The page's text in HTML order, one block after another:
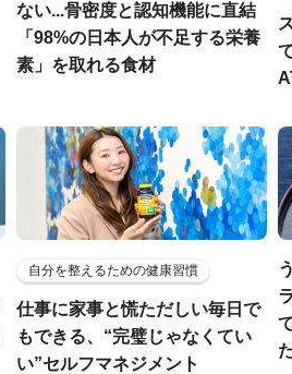
ない...骨密度と認知機能に直結
「98%の日本人が不足する栄養
素」を取れる食材
自分を整えるための健康習慣
仕事に家事と慌ただしい毎日で
もできる、“完璧じゃなくてい
い”セルフマネジメント